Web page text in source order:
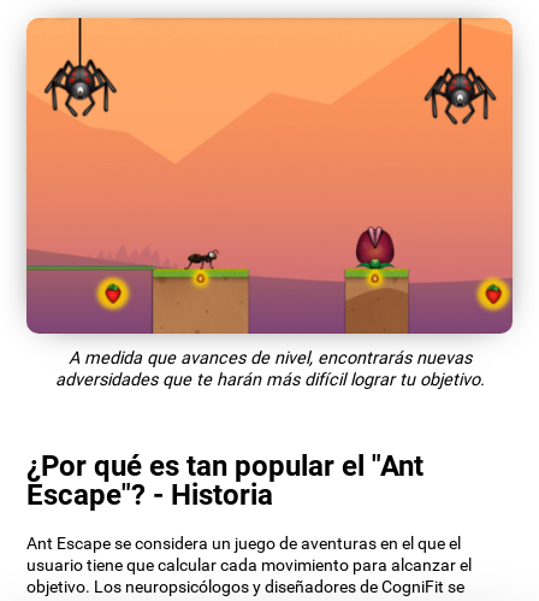
A medida que avances de nivel, encontrarás nuevas
adversidades que te harán más difícil lograr tu objetivo.
¿Por qué es tan popular el "Ant
Escape"? - Historia
Ant Escape se considera un juego de aventuras en el que el
usuario tiene que calcular cada movimiento para alcanzar el
objetivo. Los neuropsicólogos y diseñadores de CogniFit se